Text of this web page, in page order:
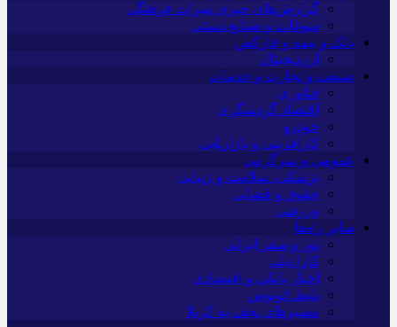
گزارش‌های خبری میراث فرهنگی
سوغات و صنایع دستی
بانک و بیمه و فارکس
ارزدیجیتال
صنعت و تجارت و خدمات
فناوری
اقتصاد گردشگری
خودرو
کارآفرینی و بازاریابی
عمومی و سرگرمی
پزشکی، سلامت و زیبایی
حقوق و قضایی
ورزشی
سایر راه‌ها
تور و سفر ایرانی
کارا دیلی
اخبار بانکی و اقتصادی
بلیط اتوبوس
مسیرهای نجف به کربلا